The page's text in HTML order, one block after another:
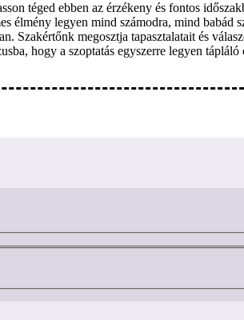
téged ebben az érzékeny és fontos
élmény legyen mind számodra, mind babád
Szakértőnk megosztja tapasztalatait és
hogy a szoptatás egyszerre legyen